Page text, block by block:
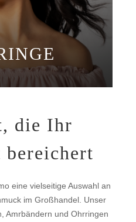
die Ihr
bereichert
eine vielseitige Auswahl an
im Großhandel. Unser
Amrbändern und Ohrringen